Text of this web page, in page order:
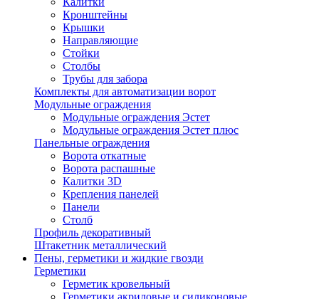
Кронштейны
Крышки
Направляющие
Стойки
Столбы
Трубы для забора
Комплекты для автоматизации ворот
Модульные ограждения
Модульные ограждения Эстет
Модульные ограждения Эстет плюс
Панельные ограждения
Ворота откатные
Ворота распашные
Калитки 3D
Крепления панелей
Панели
Столб
Профиль декоративный
Штакетник металлический
Пены, герметики и жидкие гвозди
Герметики
Герметик кровельный
Герметики акриловые и силиконовые